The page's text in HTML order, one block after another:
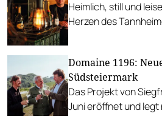
Heimlich, still und
Herzen des
Domaine 1196:
Südsteiermark
Das Projekt von
Juni eröffnet und legt